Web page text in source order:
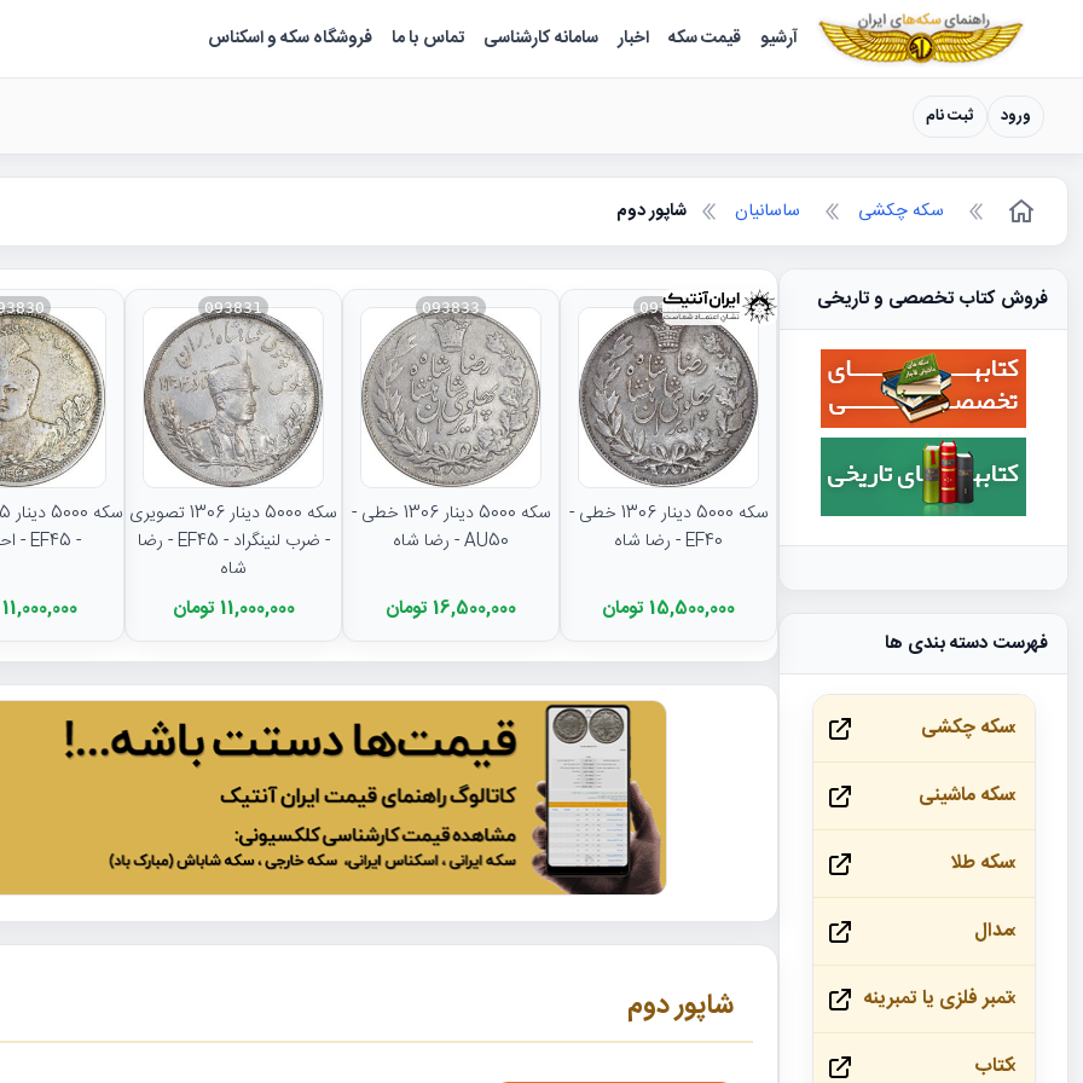
سکه ها ؛ راهنمای سکه شناسی
آرشیو قیمت سکه اخبار سامانه کارشناسی تماس با ما فروشگاه سکه و اسکناس
ورود ثبت نام
سکه چکشی ساسانیان شاپور دوم
093834
سکه 5000 دینار 1306 خطی -
EF40 - رضا شاه
15,500,000 تومان
093833
سکه 5000 دینار 1306 خطی -
AU50 - رضا شاه
16,500,000 تومان
093831
سکه 5000 دینار 1306 تصویری
- ضرب لنینگراد - EF45 - رضا
شاه
11,000,000 تومان
- EF45 - احمد شاه
11,000,000 تومان
شاپور دوم
فروش کتاب تخصصی و تاریخی
فهرست دسته بندی ها
سکه چکشی
سکه ماشینی
سکه طلا
مدال
تمبر فلزی یا تمبرینه
کتاب